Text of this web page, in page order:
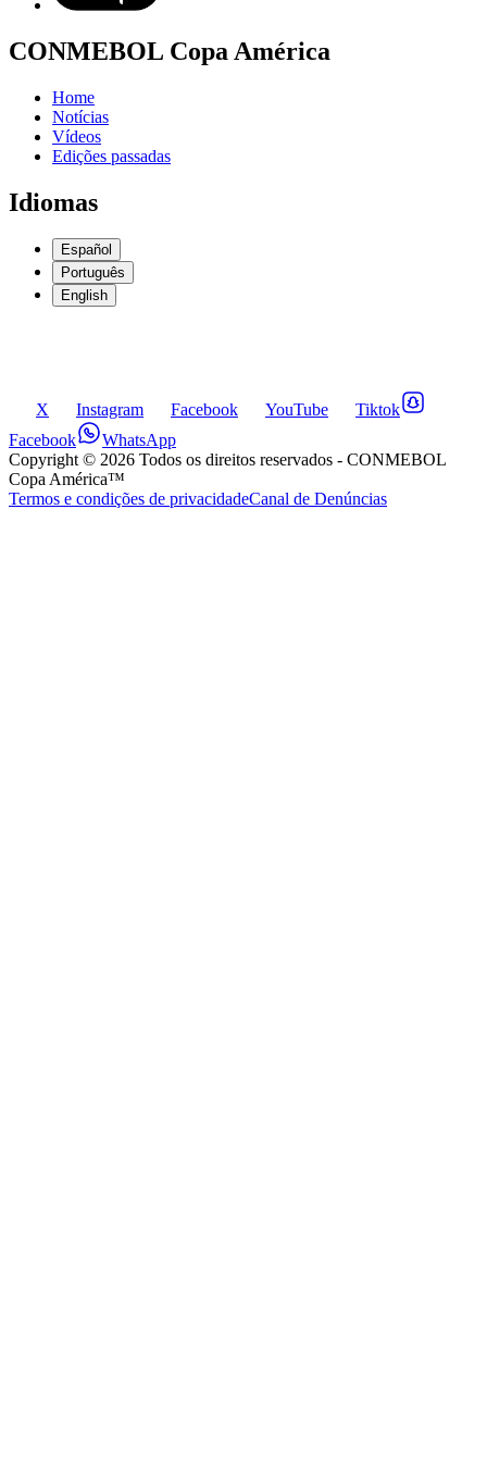
CONMEBOL Copa América
Home
Notícias
Vídeos
Edições passadas
Idiomas
Español
Português
English
X Instagram Facebook YouTube
Tiktok
Facebook
WhatsApp
Copyright © 2026 Todos os direitos reservados - CONMEBOL
Copa América™
Termos e condições de privacidadeCanal de Denúncias